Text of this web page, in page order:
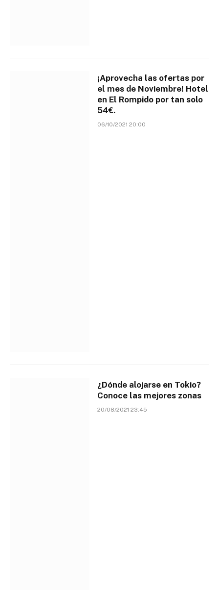
¡Aprovecha las ofertas por
el mes de Noviembre! Hotel
en El Rompido por tan solo
54€.
06/10/2021 20:00
¿Dónde alojarse en Tokio?
Conoce las mejores zonas
20/08/2021 23:45